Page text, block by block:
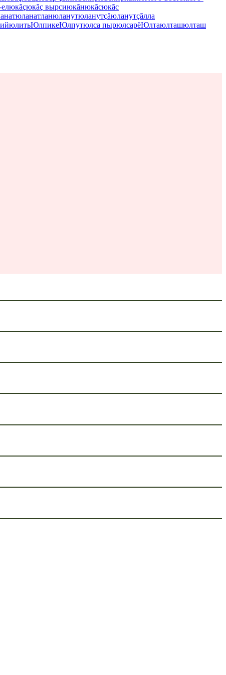
юкăçюкăç вырсиюкăнюкăсюкăс
юланатланюланутюланутçăюланутçăлла
юлитьЮлпикеЮлпутюлса пырюлсарĕЮлтаюлташюлташ